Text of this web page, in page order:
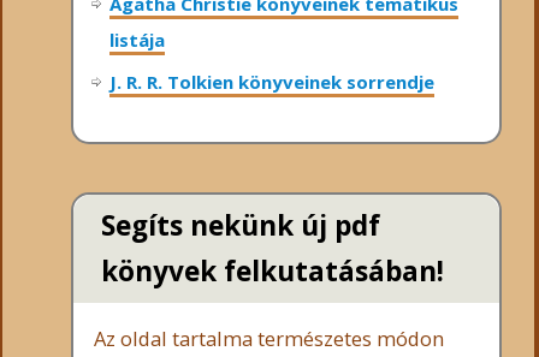
listája
J. R. R. Tolkien könyveinek sorrendje
Segíts nekünk új pdf
könyvek felkutatásában!
Az oldal tartalma természetes módon